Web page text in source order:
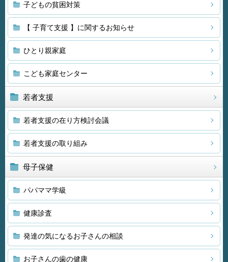
子どもの貧困対策
【 子育て支援 】に関するお知らせ
ひとり親家庭
こども家庭センター
若者支援
若者支援の在り方検討会議
若者支援の取り組み
母子保健
パパママ学級
健康診査
発達の気になるお子さんの相談
お子さんの歯の健康